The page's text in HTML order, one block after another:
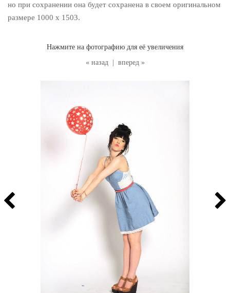
« назад вперед »
Нажмите на фотографию для её увеличения
но при сохранении она будет сохранена в своем оригинальном
размере 1000 x 1503.